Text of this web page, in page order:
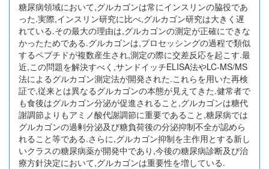
糖尿病領域において,グルカゴンは常にインスリンの脇役であ
った.実際,インスリン研究に比べ,グルカゴン研究は大きく遅
れている.その最大の理由は,グルカゴンの測定が正確にできな
かったためである.グルカゴンは,プロセッシングの過程で類似
するペプチドが複数産生され,測定の際に交差反応を起こす.最
近,この問題を解決すべく,サンドイッチELISA法やLC-MS/MS
法によるグルカゴン測定法が開発された.これらを用いた再検
証で,従来とは異なるグルカゴンの本態が見えてきた.健常者で
も食後はグルカゴン分泌が促進されること,グルカゴンは糖代
謝調節よりもアミノ酸代謝調節に重要であること,糖尿病では
グルカゴンの過剰分泌及び糖負荷後の分泌抑制不全が認めら
れること等である.さらに,グルカゴン抑制を主作用とする新し
いクラスの糖尿病薬が開発中であり,今後の糖尿病診断及び治
療方針決定において,グルカゴンは重要性を増している.